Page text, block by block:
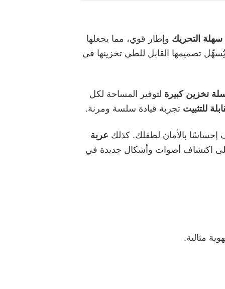
التحريك وإطار قوي، مما يجعلها
تصميمها القابل للطي تخزينها في
تخزين كبيرة لتوفير المساحة لكل
للتثبيت تجربة قيادة سلسة ومرنة.
إحساسًا بالأمان لطفلك. كذلك عربة
اكتشاف أصوات وأشكال جديدة في
مثالية.